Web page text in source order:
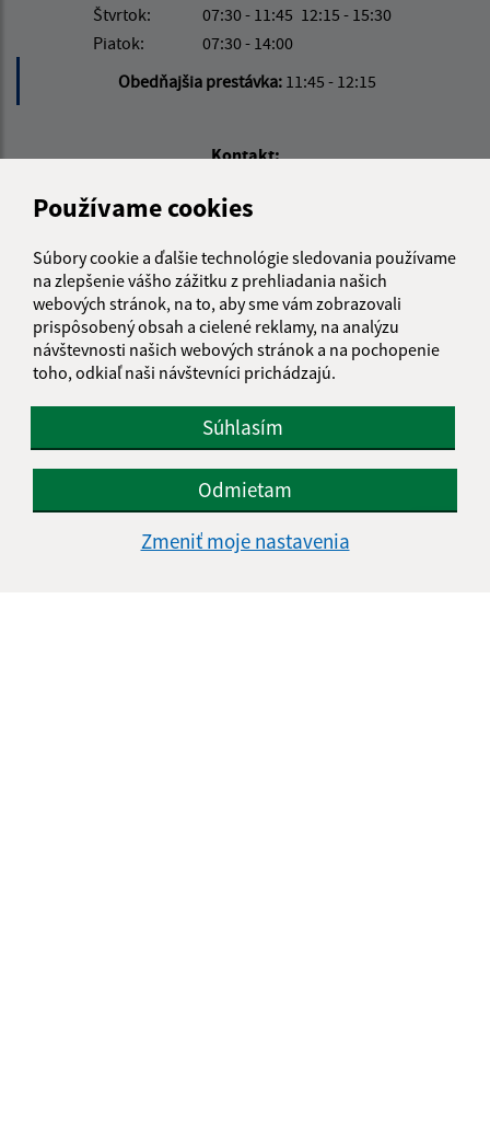
Používame cookies
Súbory cookie a ďalšie technológie sledovania používame
na zlepšenie vášho zážitku z prehliadania našich
webových stránok, na to, aby sme vám zobrazovali
prispôsobený obsah a cielené reklamy, na analýzu
návštevnosti našich webových stránok a na pochopenie
toho, odkiaľ naši návštevníci prichádzajú.
Súhlasím
Odmietam
Zmeniť moje nastavenia
Štvrtok:
07:30 - 11:45 12:15 - 15:30
Piatok:
07:30 - 14:00
Obedňajšia prestávka: 11:45 - 12:15
Kontakt:
Obecný úrad Jakubany
Jakubany 555
065 12 Jakubany
jakubany@jakubany.sk
+421 524 283 651
IČO: 00329924